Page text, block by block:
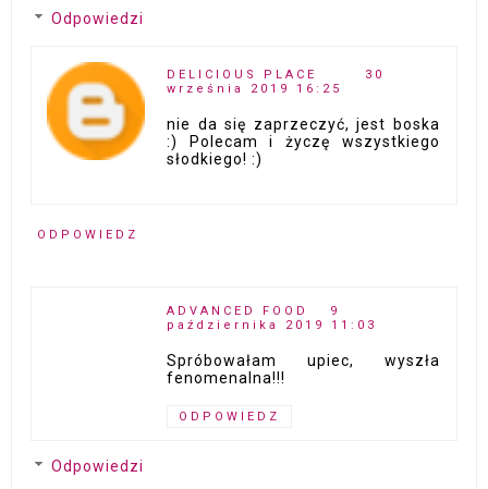
Odpowiedzi
DELICIOUS PLACE
30
września 2019 16:25
nie da się zaprzeczyć, jest boska
:) Polecam i życzę wszystkiego
słodkiego! :)
ODPOWIEDZ
ADVANCED FOOD
9
października 2019 11:03
Spróbowałam upiec, wyszła
fenomenalna!!!
ODPOWIEDZ
Odpowiedzi